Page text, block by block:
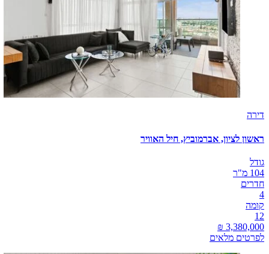
דירה
ראשון לציון, אברמוביץ, חיל האוויר
גודל
104 מ"ר
חדרים
4
קומה
12
לפרטים מלאים